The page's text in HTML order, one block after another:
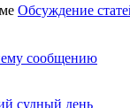
Обсуждение
судный день